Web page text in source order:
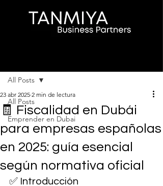
All Posts
Emprender en Dubai
All Posts
🧾 Fiscalidad en Dubái
para empresas españolas
en 2025: guía esencial
según normativa oficial
23 abr 2025 2 min de lectura
✅ Introducción